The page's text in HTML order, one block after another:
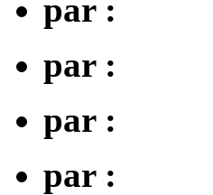
par :
par :
par :
par :